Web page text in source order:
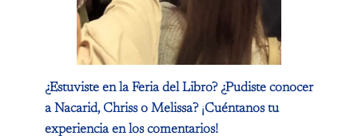
¿Estuviste en la Feria del Libro? ¿Pudiste conocer
a Nacarid, Chriss o Melissa? ¡Cuéntanos tu
experiencia en los comentarios!